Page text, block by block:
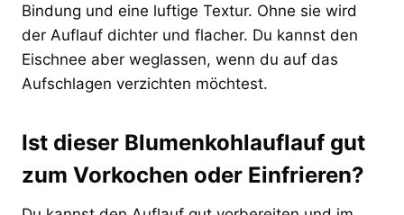
Bindung und eine luftige Textur. Ohne sie wird
der Auflauf dichter und flacher. Du kannst den
Eischnee aber weglassen, wenn du auf das
Aufschlagen verzichten möchtest.
Ist dieser Blumenkohlauflauf gut
zum Vorkochen oder Einfrieren?